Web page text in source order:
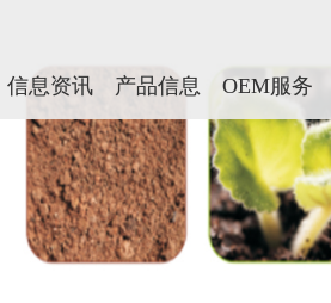
信息资讯 产品信息 OEM服务
信息资讯 产品信息 OEM服务